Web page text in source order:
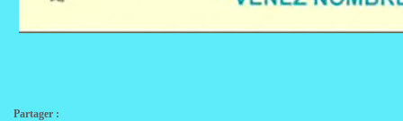
Partager :